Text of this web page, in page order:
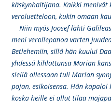
käskynhaltijana. Kaikki
veroluetteloon, kukin omaan
Niin myös Joosef lähti
meni verollepanoa varten
Betlehemiin, sillä hän kuului
yhdessä kihlattunsa Marian
siellä ollessaan tuli Marian
pojan, esikoisensa. Hän kapaloi
koska heille ei ollut tilaa